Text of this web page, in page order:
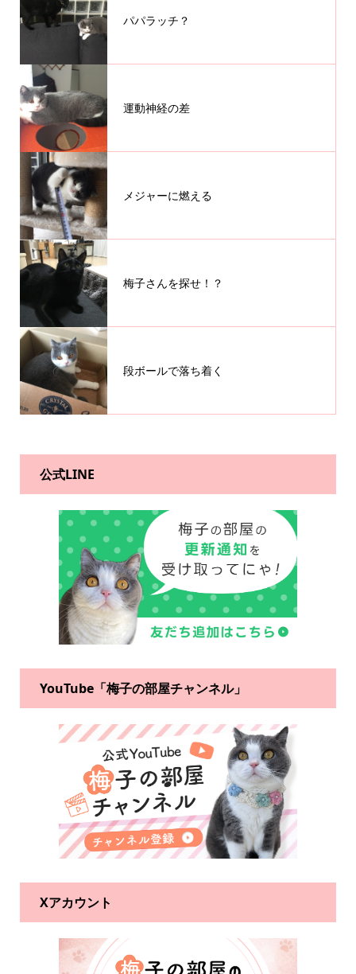
パパラッチ？
運動神経の差
メジャーに燃える
梅子さんを探せ！？
段ボールで落ち着く
公式LINE
YouTube「梅子の部屋チャンネル」
Xアカウント